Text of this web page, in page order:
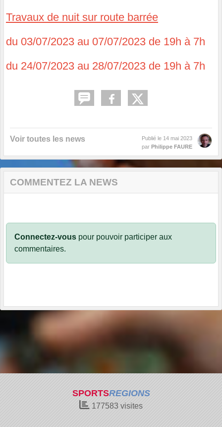
Travaux de nuit sur route barrée
du 03/07/2023 au 07/07/2023 de 19h à 7h
du 24/07/2023 au 28/07/2023 de 19h à 7h
Voir toutes les news Publié le 14 mai 2023
par Philippe FAURE
COMMENTEZ LA NEWS
Connectez-vous pour pouvoir participer aux
commentaires.
SPORTSREGIONS
177583 visites